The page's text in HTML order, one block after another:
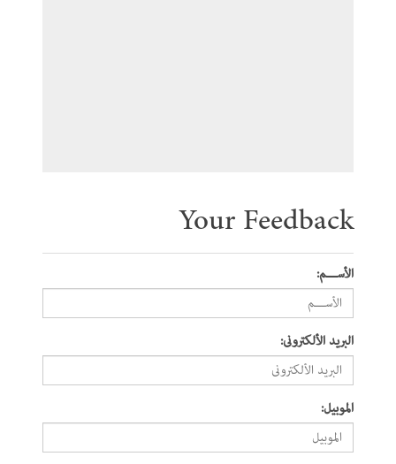
Your Feedback
الأســـم:
البريد الألكترونى:
الموبيل: